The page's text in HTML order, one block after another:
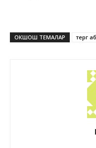
ОКШОШ ТЕМАЛАР тергөө